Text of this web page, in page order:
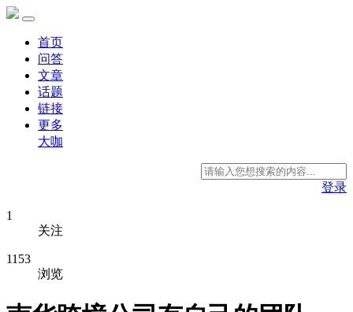
首页
问答
文章
话题
链接
更多
大咖
登录
1
关注
1153
浏览